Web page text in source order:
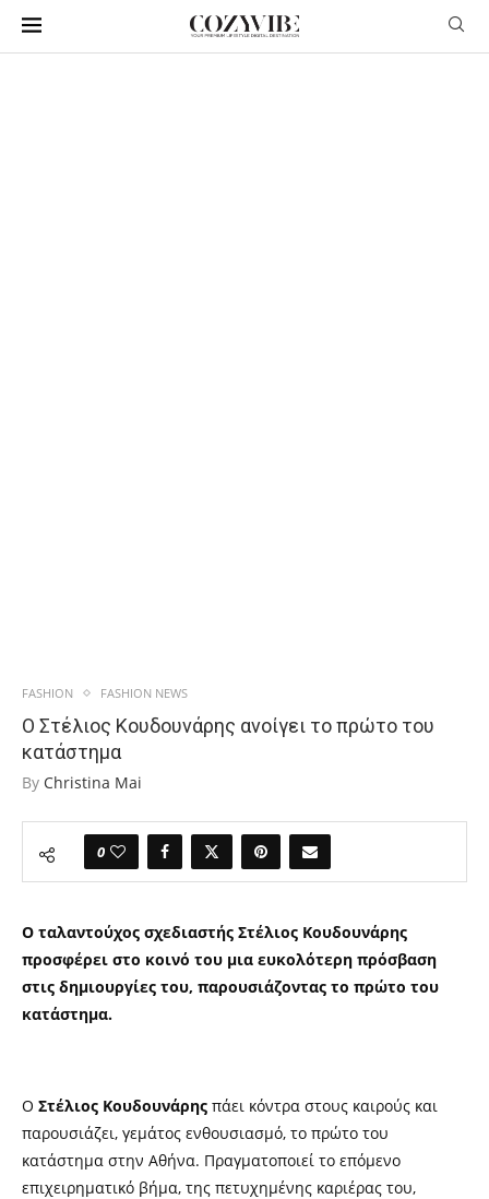
FASHION FASHION NEWS
Ο Στέλιος Κουδουνάρης ανοίγει το πρώτο του
κατάστημα
By Christina Mai
0
Ο ταλαντούχος σχεδιαστής Στέλιος Κουδουνάρης
προσφέρει στο κοινό του μια ευκολότερη πρόσβαση
στις δημιουργίες του, παρουσιάζοντας το πρώτο του
κατάστημα.
Ο Στέλιος Κουδουνάρης πάει κόντρα στους καιρούς και
παρουσιάζει, γεμάτος ενθουσιασμό, το πρώτο του
κατάστημα στην Αθήνα. Πραγματοποιεί το επόμενο
επιχειρηματικό βήμα, της πετυχημένης καριέρας του,